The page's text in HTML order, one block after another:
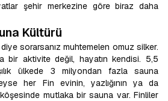
şehir merkezine göre biraz daha
Kültürü
sorarsanız muhtemelen omuz silker.
bir aktivite değil, hayatın kendisi. 5,5
ülkede 3 milyondan fazla sauna
her Fin evinin, yazlığının ya da
mutlaka bir sauna var. Finliler